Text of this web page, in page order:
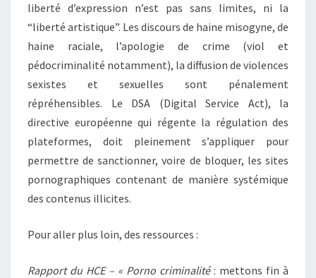
liberté d’expression n’est pas sans limites, ni la
“liberté artistique”. Les discours de haine misogyne, de
haine raciale, l’apologie de crime (viol et
pédocriminalité notamment), la diffusion de violences
sexistes et sexuelles sont pénalement
répréhensibles. Le DSA (Digital Service Act), la
directive européenne qui régente la régulation des
plateformes, doit pleinement s’appliquer pour
permettre de sanctionner, voire de bloquer, les sites
pornographiques contenant de manière systémique
des contenus illicites.
Pour aller plus loin, des ressources :
Rapport du HCE – « Porno criminalité: mettons fin à